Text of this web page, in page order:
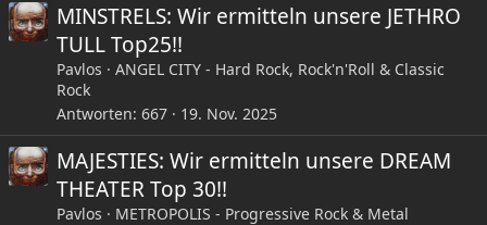
MINSTRELS: Wir ermitteln unsere JETHRO
TULL Top25!!
Pavlos
ANGEL CITY - Hard Rock, Rock'n'Roll & Classic
Rock
Antworten 667 19. Nov. 2025
MAJESTIES: Wir ermitteln unsere DREAM
THEATER Top 30!!
Pavlos
METROPOLIS - Progressive Rock & Metal